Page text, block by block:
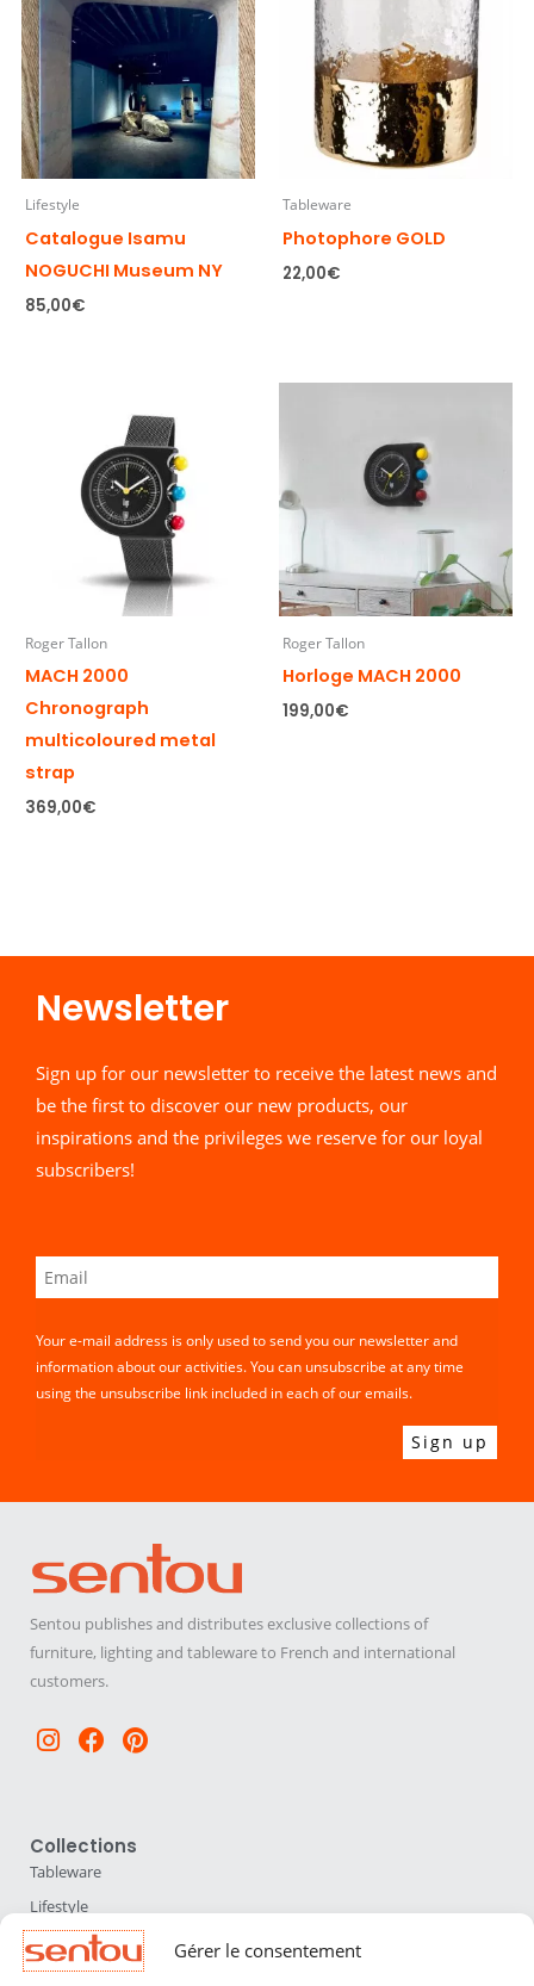
Gérer le consentement
Lifestyle
Catalogue Isamu
NOGUCHI Museum NY
85,00€
Tableware
Photophore GOLD
22,00€
Roger Tallon
MACH 2000
Chronograph
multicoloured metal
strap
369,00€
Roger Tallon
Horloge MACH 2000
199,00€
Newsletter​
Sign up for our newsletter to receive the latest news and
be the first to discover our new products, our
inspirations and the privileges we reserve for our loyal
subscribers!
Your e-mail address is only used to send you our newsletter and
information about our activities. You can unsubscribe at any time
using the unsubscribe link included in each of our emails.
Sentou publishes and distributes exclusive collections of
furniture, lighting and tableware to French and international
customers.
Instagram
Facebook
Pinterest
Collections
Tableware
Lifestyle
Home Accessories
Lighting